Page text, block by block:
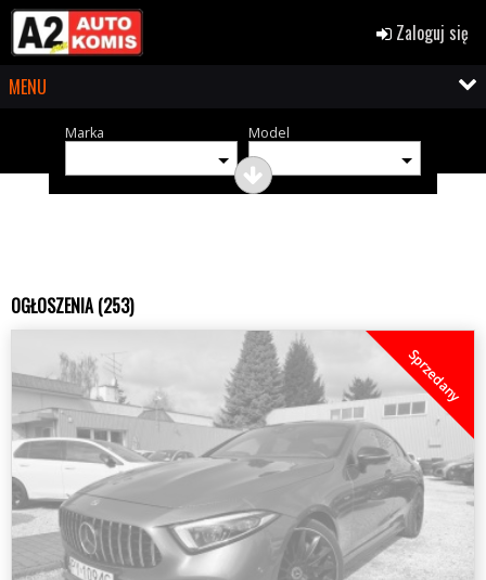
Zaloguj się
MENU
Marka Model
OGŁOSZENIA (253)
Sprzedany